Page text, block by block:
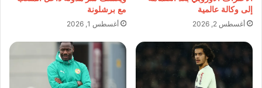
إلى وكالة عالمية
أغسطس 2, 2026
مع برشلونة
أغسطس 1, 2026